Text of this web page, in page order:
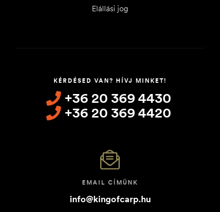
Elállási jog
KÉRDÉSED VAN? HÍVJ MINKET!
+36 20 369 4430
+36 20 369 4420
EMAIL CÍMÜNK
info@kingofcarp.hu